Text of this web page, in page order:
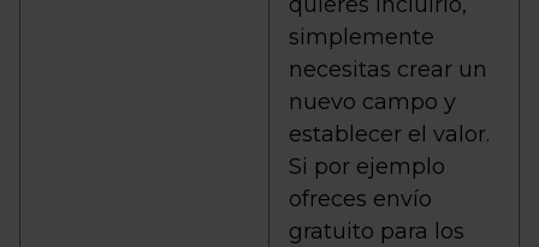
simplemente
necesitas crear un
nuevo campo y
establecer el valor.
Si por ejemplo
ofreces envío
gratuito para los